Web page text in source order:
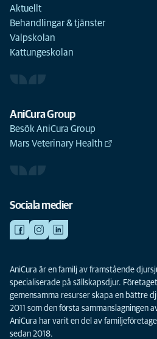
Aktuellt
Behandlingar & tjänster
Valpskolan
Kattungeskolan
AniCura Group
Besök AniCura Group
Mars Veterinary Health
Sociala medier
AniCura är en familj av framstående
specialiserade på sällskapsdjur.
gemensamma resurser skapa en bättre
2011 som den första sammanslagningen
AniCura har varit en del av
sedan 2018.